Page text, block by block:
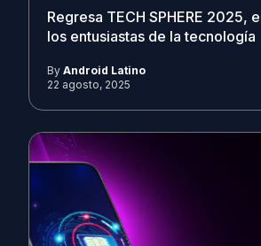
Regresa TECH SPHERE 2025,
los entusiastas de la tecnología
By Android Latino
22 agosto, 2025